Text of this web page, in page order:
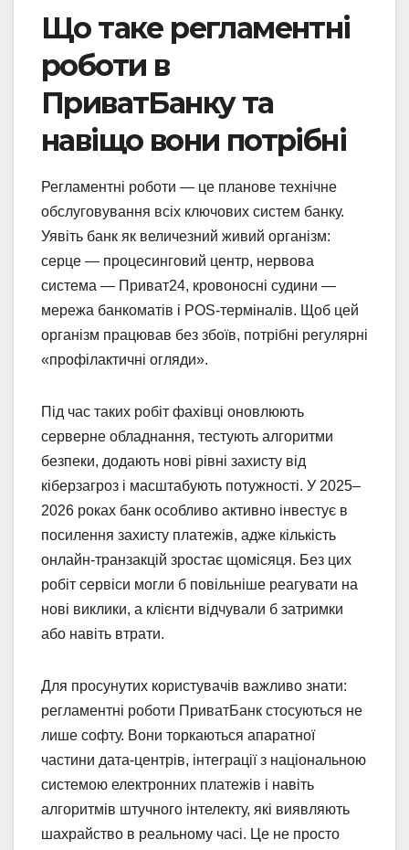
Що таке регламентні
роботи в
ПриватБанку та
навіщо вони потрібні
Регламентні роботи — це планове технічне
обслуговування всіх ключових систем банку.
Уявіть банк як величезний живий організм:
серце — процесинговий центр, нервова
система — Приват24, кровоносні судини —
мережа банкоматів і POS-терміналів. Щоб цей
організм працював без збоїв, потрібні регулярні
«профілактичні огляди».
Під час таких робіт фахівці оновлюють
серверне обладнання, тестують алгоритми
безпеки, додають нові рівні захисту від
кіберзагроз і масштабують потужності. У 2025–
2026 роках банк особливо активно інвестує в
посилення захисту платежів, адже кількість
онлайн-транзакцій зростає щомісяця. Без цих
робіт сервіси могли б повільніше реагувати на
нові виклики, а клієнти відчували б затримки
або навіть втрати.
Для просунутих користувачів важливо знати:
регламентні роботи ПриватБанк стосуються не
лише софту. Вони торкаються апаратної
частини дата-центрів, інтеграції з національною
системою електронних платежів і навіть
алгоритмів штучного інтелекту, які виявляють
шахрайство в реальному часі. Це не просто